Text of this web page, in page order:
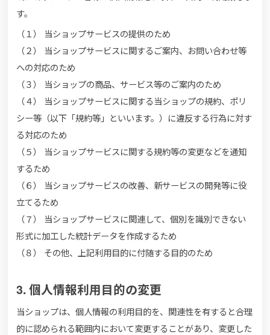
す。
（１） 当ショップサービスの提供のため
（２） 当ショップサービスに関するご案内、お問い合わせ等
への対応のため
（３） 当ショップの商品、サービス等のご案内のため
（４） 当ショップサービスに関する当ショップの規約、ポリ
シー等（以下「規約等」といいます。）に違反する行為に対す
る対応のため
（５） 当ショップサービスに関する規約等の変更などを通知
するため
（６） 当ショップサービスの改善、新サービスの開発等に役
立てるため
（７） 当ショップサービスに関連して、個別を識別できない
形式に加工した統計データを作成するため
（８） その他、上記利用目的に付随する目的のため
3. 個人情報利用目的の変更
当ショップは、個人情報の利用目的を、関連性を有すると合理
的に認められる範囲内において変更することがあり、変更した